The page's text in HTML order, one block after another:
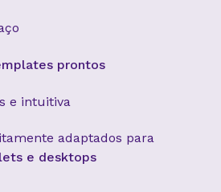
prontos
e intuitiva
adaptados para
e desktops